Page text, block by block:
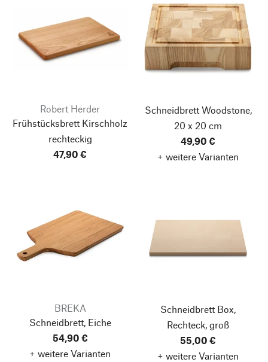
Robert Herder
Frühstücksbrett Kirschholz
rechteckig
47,90 €
Schneidbrett Woodstone,
20 x 20 cm
49,90 €
+ weitere Varianten
BREKA
Schneidbrett, Eiche
54,90 €
+ weitere Varianten
Schneidbrett Box,
Rechteck, groß
55,00 €
+ weitere Varianten